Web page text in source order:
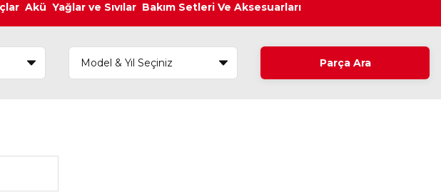
Akü Yağlar ve Sıvılar Bakım Setleri Ve Aksesuarları
Parça Ara